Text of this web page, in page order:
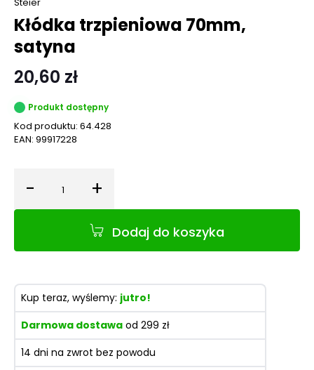
Kłódka trzpieniowa 70mm,
satyna
20,60 zł
Produkt dostępny
Kod produktu: 64.428
EAN: 99917228
- Ilość +
Dodaj do koszyka
Kup teraz, wyślemy: jutro!
Darmowa dostawa od 299 zł
14 dni na zwrot bez powodu